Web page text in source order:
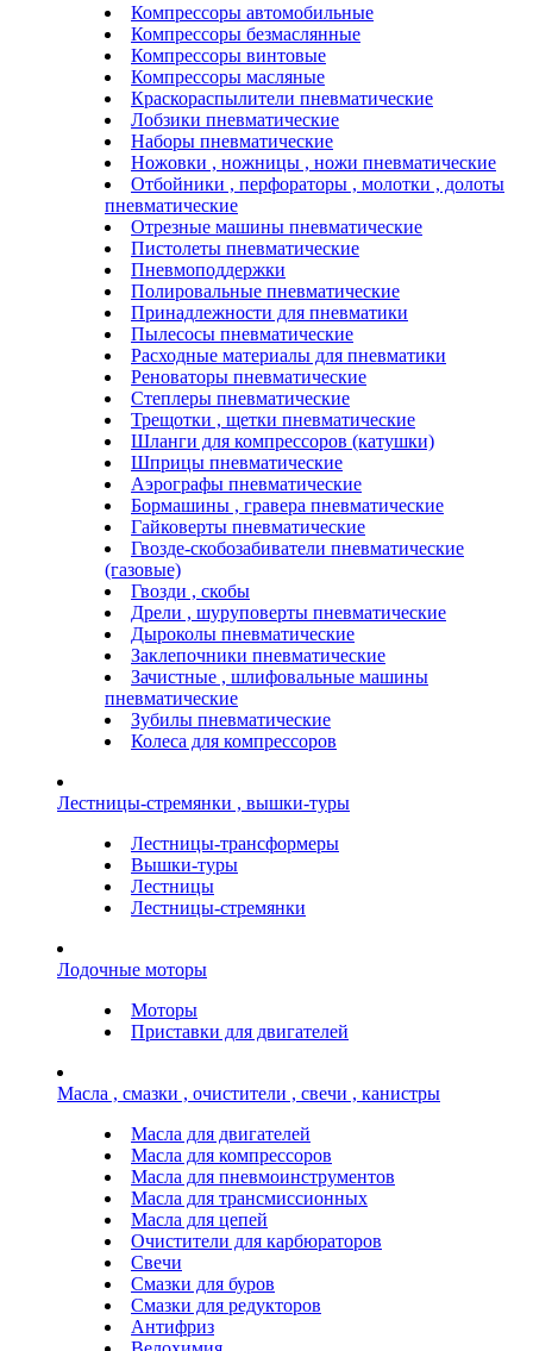
Компрессоры автомобильные
Компрессоры безмаслянные
Компрессоры винтовые
Компрессоры масляные
Краскораспылители пневматические
Лобзики пневматические
Наборы пневматические
Ножовки , ножницы , ножи пневматические
Отбойники , перфораторы , молотки , долоты
пневматические
Отрезные машины пневматические
Пистолеты пневматические
Пневмоподдержки
Полировальные пневматические
Принадлежности для пневматики
Пылесосы пневматические
Расходные материалы для пневматики
Реноваторы пневматические
Степлеры пневматические
Трещотки , щетки пневматические
Шланги для компрессоров (катушки)
Шприцы пневматические
Аэрографы пневматические
Бормашины , гравера пневматические
Гайковерты пневматические
Гвозде-скобозабиватели пневматические
(газовые)
Гвозди , скобы
Дрели , шуруповерты пневматические
Дыроколы пневматические
Заклепочники пневматические
Зачистные , шлифовальные машины
пневматические
Зубилы пневматические
Колеса для компрессоров
Лестницы-стремянки , вышки-туры
Лестницы-трансформеры
Вышки-туры
Лестницы
Лестницы-стремянки
Лодочные моторы
Моторы
Приставки для двигателей
Масла , смазки , очистители , свечи , канистры
Масла для двигателей
Масла для компрессоров
Масла для пневмоинструментов
Масла для трансмиссионных
Масла для цепей
Очистители для карбюраторов
Свечи
Смазки для буров
Смазки для редукторов
Антифриз